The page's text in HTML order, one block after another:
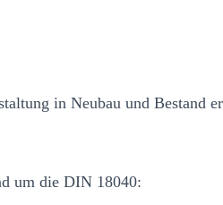
in Neubau und Bestand
um die DIN 18040: